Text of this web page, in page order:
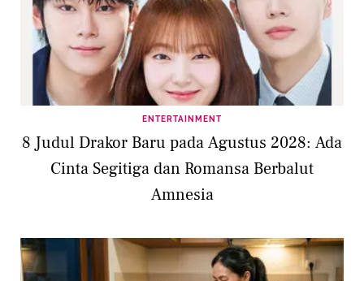
ENTERTAINMENT
8 Judul Drakor Baru pada Agustus 2028: Ada
Cinta Segitiga dan Romansa Berbalut
Amnesia